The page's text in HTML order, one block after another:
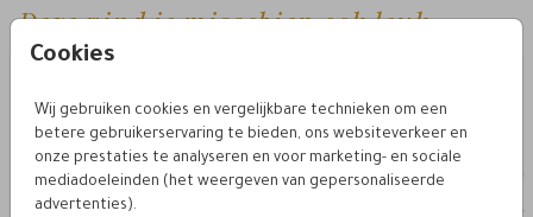
Cookies
Wij gebruiken cookies en vergelijkbare technieken om een
betere gebruikerservaring te bieden, ons websiteverkeer en
onze prestaties te analyseren en voor marketing- en sociale
mediadoeleinden (het weergeven van gepersonaliseerde
advertenties).
Deze vind je misschien ook leuk
pocketfold kaart set